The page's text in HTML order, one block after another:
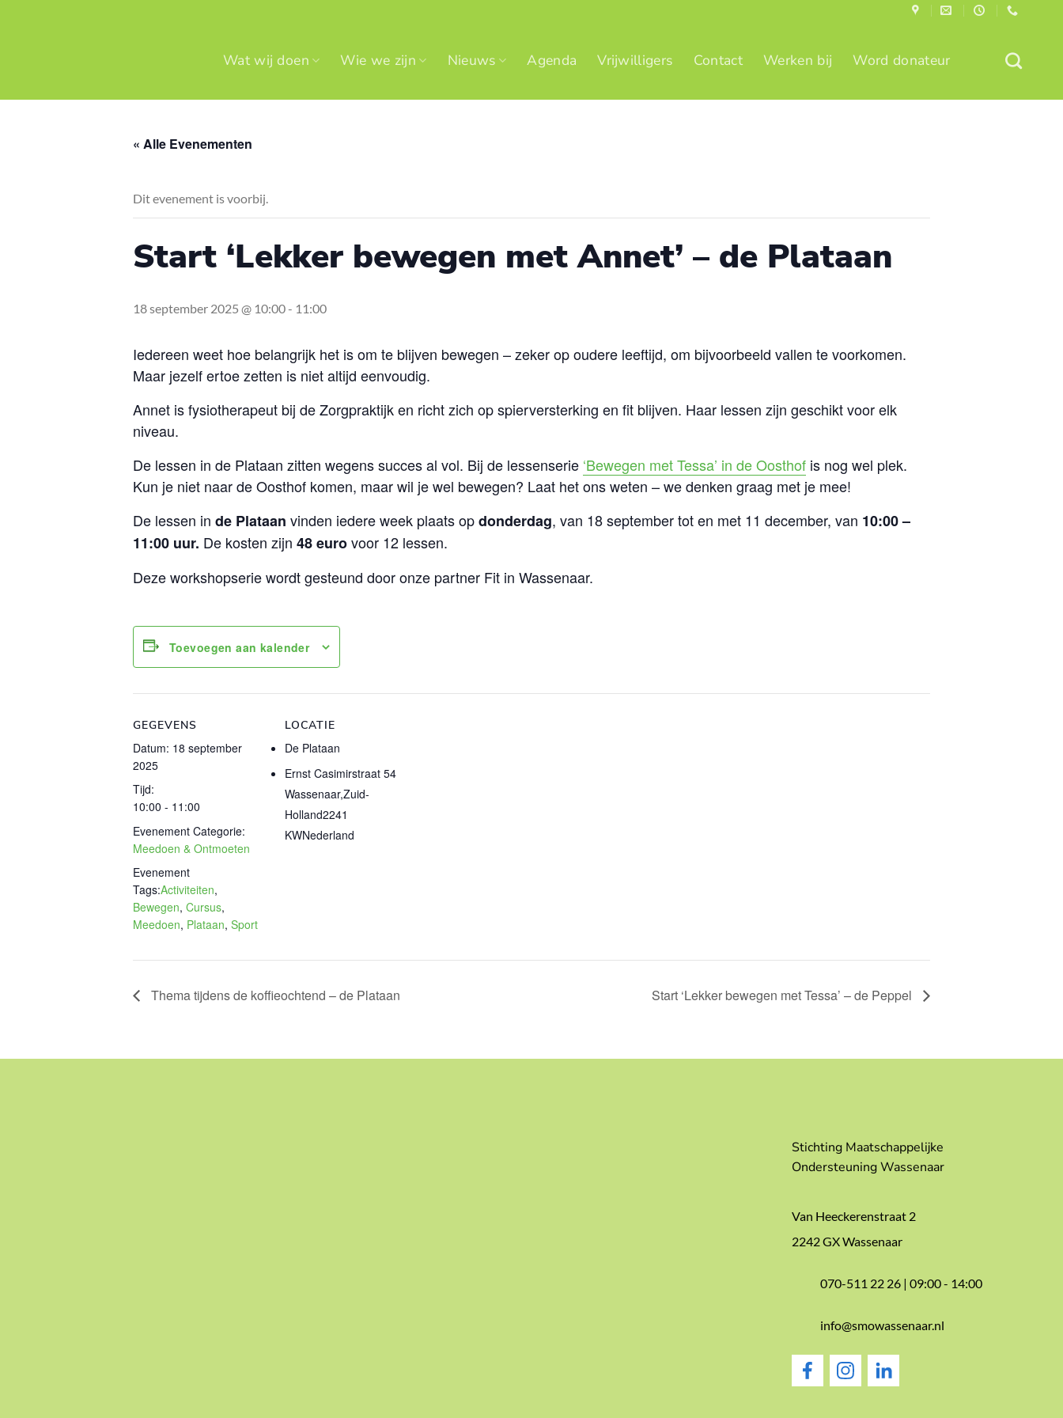
Wat wij doen Wie we zijn Nieuws Agenda Vrijwilligers Contact Werken bij Word donateur
« Alle Evenementen
Dit evenement is voorbij.
Start ‘Lekker bewegen met Annet’ – de Plataan
18 september 2025 @ 10:00- 11:00
Iedereen weet hoe belangrijk het is om te blijven bewegen – zeker op oudere leeftijd, om bijvoorbeeld vallen te voorkomen.
Maar jezelf ertoe zetten is niet altijd eenvoudig.
Annet is fysiotherapeut bij de Zorgpraktijk en richt zich op spierversterking en fit blijven. Haar lessen zijn geschikt voor elk
niveau.
De lessen in de Plataan zitten wegens succes al vol. Bij de lessenserie ‘Bewegen met Tessa’ in de Oosthof is nog wel plek.
Kun je niet naar de Oosthof komen, maar wil je wel bewegen? Laat het ons weten – we denken graag met je mee!
De lessen in de Plataan vinden iedere week plaats opdonderdag, van 18 september tot en met 11 december, van 10:00 –
11:00 uur. De kosten zijn 48 eurovoor 12 lessen.
Deze workshopserie wordt gesteund door onze partner Fit in Wassenaar.
Toevoegen aan kalender
GEGEVENS
Datum: 18 september
2025
Tijd:
10:00 - 11:00
Evenement Categorie:
Meedoen & Ontmoeten
Evenement
Tags:Activiteiten,
Bewegen, Cursus,
Meedoen, Plataan, Sport
LOCATIE
De Plataan
Ernst Casimirstraat 54
Wassenaar,Zuid-
Holland2241
KWNederland
Thema tijdens de koffieochtend – de Plataan Start ‘Lekker bewegen met Tessa’ – de Peppel
Stichting Maatschappelijke
Ondersteuning Wassenaar
Van Heeckerenstraat 2
2242 GX Wassenaar
070-511 22 26 |09:00 - 14:00
info@smowassenaar.nl